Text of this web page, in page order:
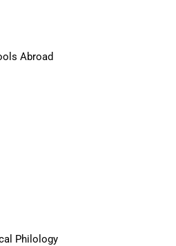
Abroad
Philology